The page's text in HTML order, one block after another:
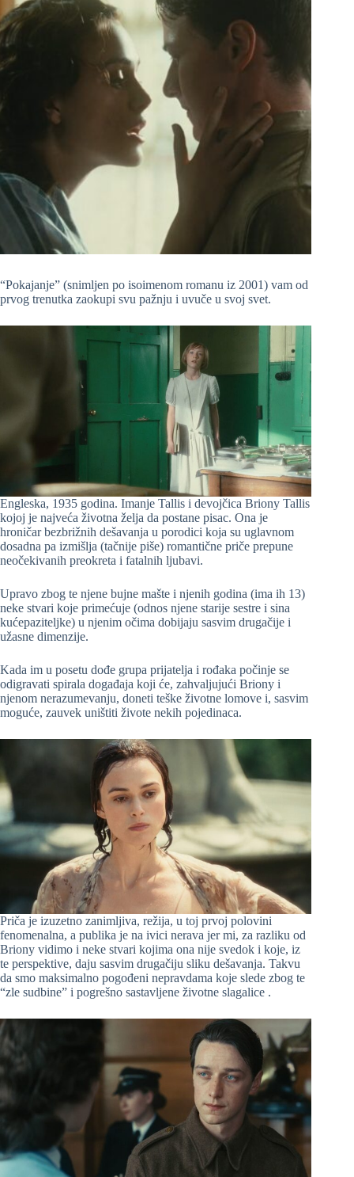
“Pokajanje” (snimljen po isoimenom romanu iz 2001) vam od
prvog trenutka zaokupi svu pažnju i uvuče u svoj svet.
Engleska, 1935 godina. Imanje Tallis i devojčica Briony Tallis
kojoj je najveća životna želja da postane pisac. Ona je
hroničar bezbrižnih dešavanja u porodici koja su uglavnom
dosadna pa izmišlja (tačnije piše) romantične priče prepune
neočekivanih preokreta i fatalnih ljubavi.
Upravo zbog te njene bujne mašte i njenih godina (ima ih 13)
neke stvari koje primećuje (odnos njene starije sestre i sina
kućepaziteljke) u njenim očima dobijaju sasvim drugačije i
užasne dimenzije.
Kada im u posetu dođe grupa prijatelja i rođaka počinje se
odigravati spirala događaja koji će, zahvaljujući Briony i
njenom nerazumevanju, doneti teške životne lomove i, sasvim
moguće, zauvek uništiti živote nekih pojedinaca.
Priča je izuzetno zanimljiva, režija, u toj prvoj polovini
fenomenalna, a publika je na ivici nerava jer mi, za razliku od
Briony vidimo i neke stvari kojima ona nije svedok i koje, iz
te perspektive, daju sasvim drugačiju sliku dešavanja. Takvu
da smo maksimalno pogođeni nepravdama koje slede zbog te
“zle sudbine” i pogrešno sastavljene životne slagalice .